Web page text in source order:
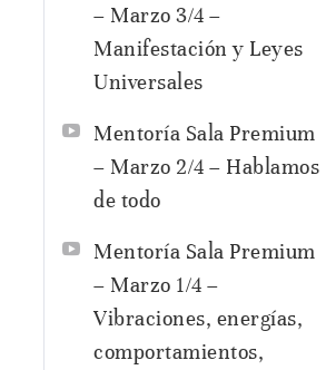
– Marzo 3/4 –
Manifestación y Leyes
Universales
Mentoría Sala Premium
– Marzo 2/4 – Hablamos
de todo
Mentoría Sala Premium
– Marzo 1/4 –
Vibraciones, energías,
comportamientos,